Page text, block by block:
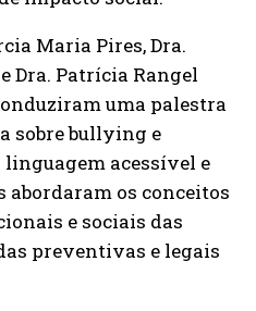
Maria Pires, Dra.
Dra. Patrícia Rangel
uma palestra
sobre bullying e
acessível e
os conceitos
e sociais das
preventivas e legais